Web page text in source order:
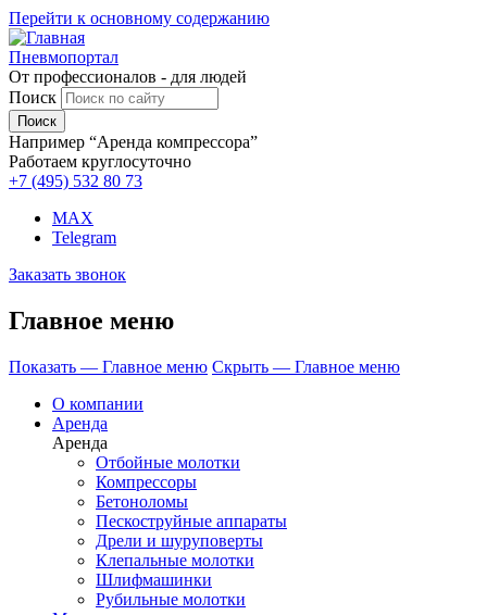
Перейти к основному содержанию
Пневмопортал
От профессионалов - для людей
Поиск
Например “Аренда компрессора”
Работаем круглосуточно
+7 (495) 532 80 73
MAX
Telegram
Заказать звонок
Главное меню
Показать — Главное меню Скрыть — Главное меню
О компании
Аренда
Аренда
Отбойные молотки
Компрессоры
Бетоноломы
Пескоструйные аппараты
Дрели и шуруповерты
Клепальные молотки
Шлифмашинки
Рубильные молотки